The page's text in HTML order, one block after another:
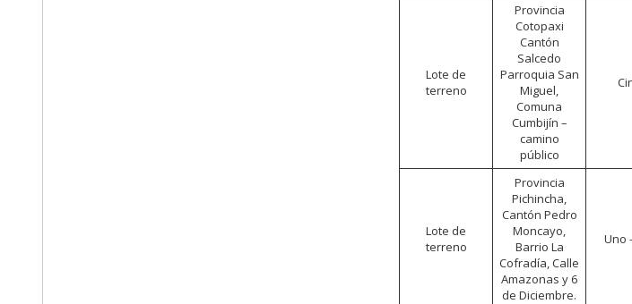
Lote de
terreno
Provincia
Cotopaxi
Cantón
Salcedo
Parroquia San
Miguel,
Comuna
Cumbijín –
camino
público
Lote de
terreno
Provincia
Pichincha,
Cantón Pedro
Moncayo,
Barrio La
Cofradía, Calle
Amazonas y 6
de Diciembre.
Uno